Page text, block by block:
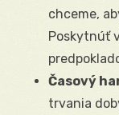
chceme,
Poskytnúť
Časový
trvania